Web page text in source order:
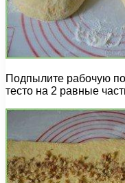
Подпылите рабочую
тесто на 2 равные